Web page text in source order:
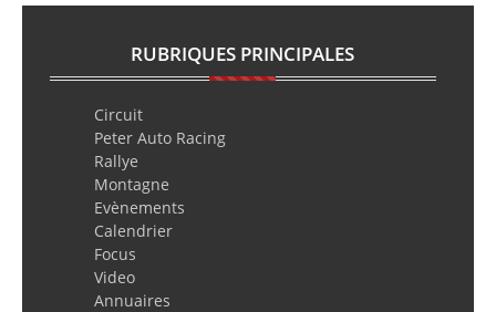
RUBRIQUES PRINCIPALES
Circuit
Peter Auto Racing
Rallye
Montagne
Evènements
Calendrier
Focus
Video
Annuaires